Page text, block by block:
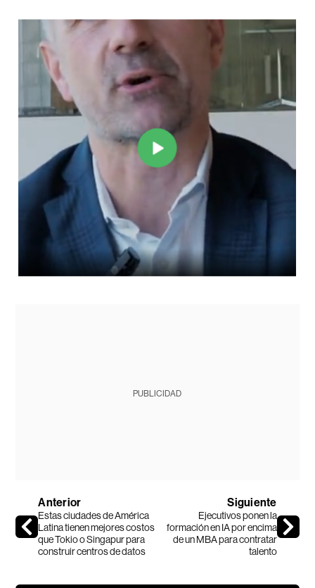
PUBLICIDAD
Anterior
Estas ciudades de América
Latina tienen mejores costos
que Tokio o Singapur para
construir centros de datos
Siguiente
Ejecutivos ponen la
formación en IA por encima
de un MBA para contratar
talento